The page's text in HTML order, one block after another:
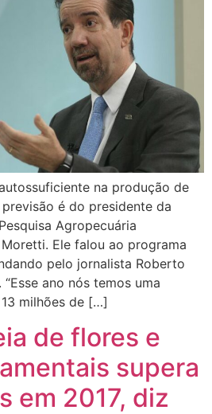
na produção de
é do presidente da
Agropecuária
Ele falou ao programa
pelo jornalista Roberto
ano nós temos uma
milhões de […]
de flores e
supera
em 2017, diz